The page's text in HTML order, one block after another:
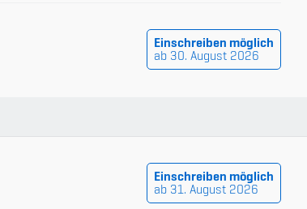
Einschreiben möglich
ab 30. August 2026
Einschreiben möglich
ab 31. August 2026